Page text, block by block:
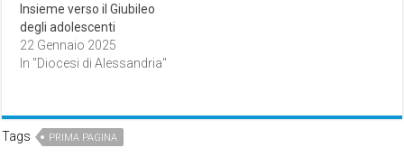
Insieme verso il Giubileo
degli adolescenti
22 Gennaio 2025
In "Diocesi di Alessandria"
Tags PRIMA PAGINA